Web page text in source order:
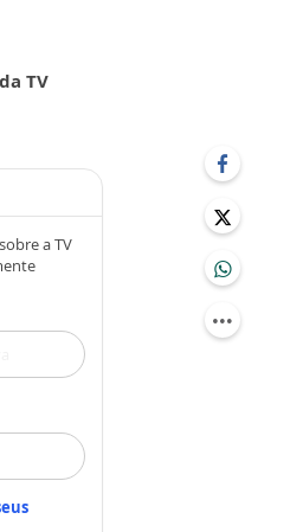
TV
a TV